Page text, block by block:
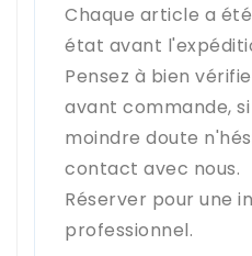
Chaque article a
état avant
Pensez à bien
avant commande,
moindre doute
contact avec nous.
Réserver pour une
professionnel.